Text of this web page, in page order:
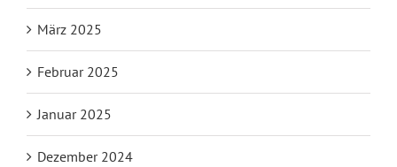
März 2025
Februar 2025
Januar 2025
Dezember 2024